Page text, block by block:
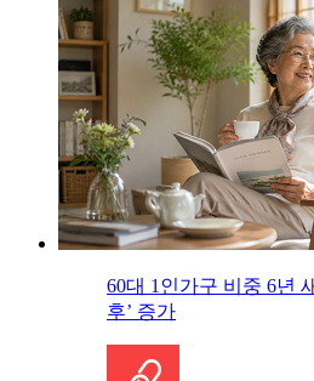
60대 1인가구 비중 6년
후’ 증가